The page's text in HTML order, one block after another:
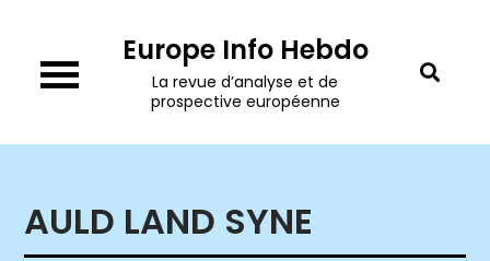
content
Europe Info Hebdo
La revue d’analyse et de
prospective européenne
AULD LAND SYNE